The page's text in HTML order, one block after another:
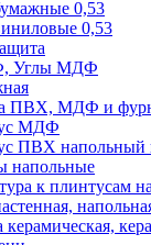
0,53
0,53
Углы МДФ
ПВХ, МДФ и
МДФ
ПВХ напольный
напольные
к плинтусам